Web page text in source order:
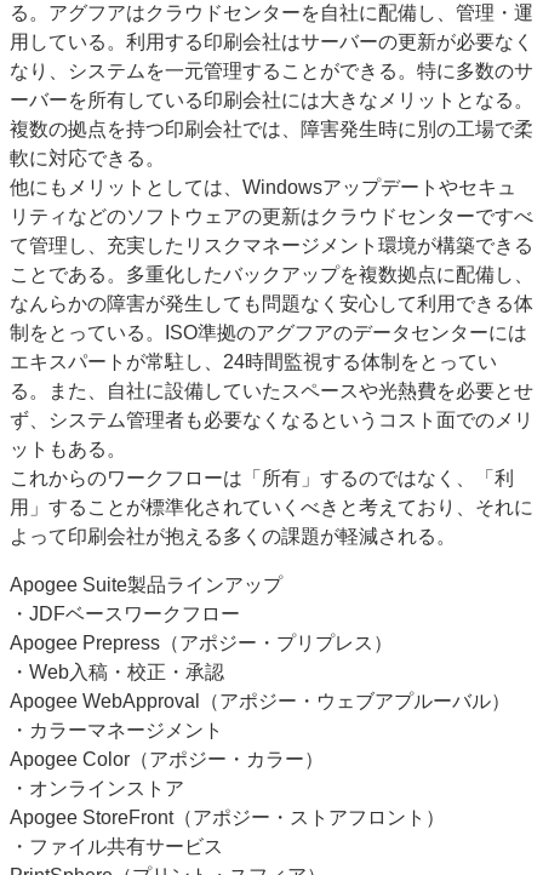
る。アグフアはクラウドセンターを自社に配備し、管理・運
用している。利用する印刷会社はサーバーの更新が必要なく
なり、システムを一元管理することができる。特に多数のサ
ーバーを所有している印刷会社には大きなメリットとなる。
複数の拠点を持つ印刷会社では、障害発生時に別の工場で柔
軟に対応できる。
他にもメリットとしては、Windowsアップデートやセキュ
リティなどのソフトウェアの更新はクラウドセンターですべ
て管理し、充実したリスクマネージメント環境が構築できる
ことである。多重化したバックアップを複数拠点に配備し、
なんらかの障害が発生しても問題なく安心して利用できる体
制をとっている。ISO準拠のアグフアのデータセンターには
エキスパートが常駐し、24時間監視する体制をとってい
る。また、自社に設備していたスペースや光熱費を必要とせ
ず、システム管理者も必要なくなるというコスト面でのメリ
ットもある。
これからのワークフローは「所有」するのではなく、「利
用」することが標準化されていくべきと考えており、それに
よって印刷会社が抱える多くの課題が軽減される。
Apogee Suite製品ラインアップ
・JDFベースワークフロー
Apogee Prepress（アポジー・プリプレス）
・Web入稿・校正・承認
Apogee WebApproval（アポジー・ウェブアプルーバル）
・カラーマネージメント
Apogee Color（アポジー・カラー）
・オンラインストア
Apogee StoreFront（アポジー・ストアフロント）
・ファイル共有サービス